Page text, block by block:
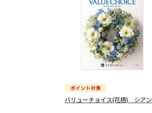
バリューチョイス(花柄) シアン